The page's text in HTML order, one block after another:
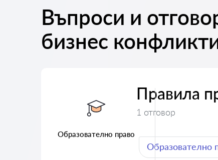
Въпроси и
бизнес
Образователно право
Правила
1 отговор
Образователно